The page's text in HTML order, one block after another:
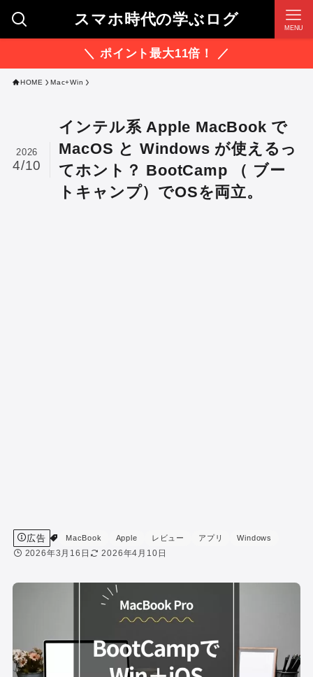
スマホ時代の学ぶログ MENU
＼ ポイント最大11倍！ ／
HOME Mac+Win
インテル系 Apple MacBook で
MacOS と Windows が使えるっ
てホント？ BootCamp （ ブー
トキャンプ）でOSを両立。
2026
4/10
広告 MacBook Apple レビュー アプリ Windows
2026年3月16日 2026年4月10日